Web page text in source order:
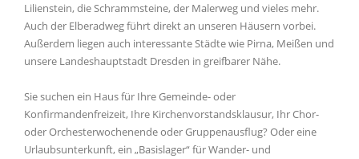
Lilienstein, die Schrammsteine, der Malerweg und vieles mehr.
Auch der Elberadweg führt direkt an unseren Häusern vorbei.
Außerdem liegen auch interessante Städte wie Pirna, Meißen und
unsere Landeshauptstadt Dresden in greifbarer Nähe.
Sie suchen ein Haus für Ihre Gemeinde- oder
Konfirmandenfreizeit, Ihre Kirchenvorstandsklausur, Ihr Chor-
oder Orchesterwochenende oder Gruppenausflug? Oder eine
Urlaubsunterkunft, ein „Basislager“ für Wander- und